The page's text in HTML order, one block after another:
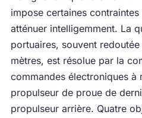
impose certaines contraintes
atténuer intelligemment. La
portuaires, souvent
mètres, est résolue par la
commandes électroniques à
propulseur de proue de
propulseur arrière. Quatre